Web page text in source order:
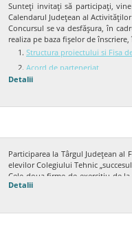
Holcim (Romania) S.A. detine 2
ecologice de betoane, 3 statii de
aproximativ 800 de angajati.
Facebook: facebook.com/
Holcim Romania este membra a
peste 180 de ani de experienta
varf in industria materialelor de
Sunteţi invitaţi să participaţi,
Calendarul Judeţean al
Concursul se va desfăşura, în
realiza pe baza fişelor de
Structura proiectului si Fisa
Acord de parteneriat
Model Diploma de Premiere
Detalii
Participarea la Târgul Judeţean
elevilor Colegiului Tehnic
Cele doua firme de exercitiu de
inscris la competitiile:
Detalii